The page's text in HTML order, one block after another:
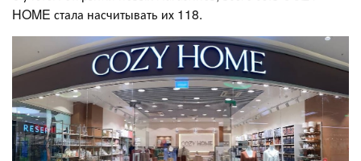
HOME стала насчитывать их 118.